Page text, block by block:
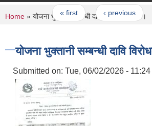
Pages
« first ‹ previous
You are here
Home » योजना भुक्तानी सम्बन्धी दावि विरोधको सूचना।
योजना भुक्तानी सम्बन्धी दावि
Submitted on: Tue, 06/02/2026 - 11:24